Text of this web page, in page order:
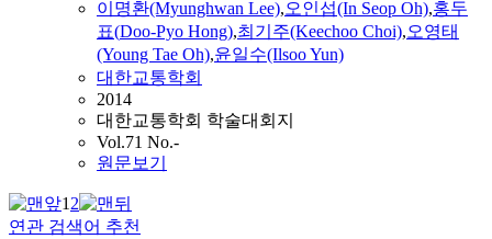
이명환(Myunghwan Lee),오인섭(In Seop Oh),홍두
표(Doo-Pyo Hong),최기주(Keechoo Choi),오영태
(Young Tae Oh),윤일수(Ilsoo Yun)
대한교통학회
2014
대한교통학회 학술대회지
Vol.71 No.-
원문보기
12
연관 검색어 추천